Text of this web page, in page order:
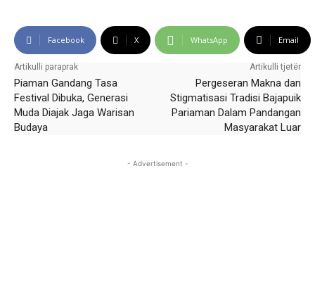
Facebook X WhatsApp Email
Artikulli paraprak
Piaman Gandang Tasa
Festival Dibuka, Generasi
Muda Diajak Jaga Warisan
Budaya
Artikulli tjetër
Pergeseran Makna dan
Stigmatisasi Tradisi Bajapuik
Pariaman Dalam Pandangan
Masyarakat Luar
- Advertisement -